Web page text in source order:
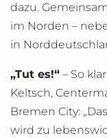
dazu.
im Norden –
in
„Tut es!“ – So
Keltsch,
Bremen City:
wird zu